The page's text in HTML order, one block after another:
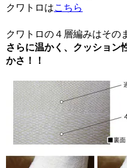
クワトロはこちら
クワトロの４層編みはその
さらに温かく、クッショ
かさ！！